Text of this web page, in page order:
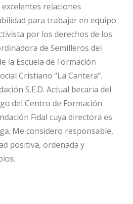
relaciones
para trabajar en equipo
por los derechos de los
de Semilleros del
la Escuela de Formación
Cristiano “La Cantera”.
S.E.D. Actual becaria del
del Centro de Formación
Fidal cuya directora es
Me considero responsable,
positiva, ordenada y